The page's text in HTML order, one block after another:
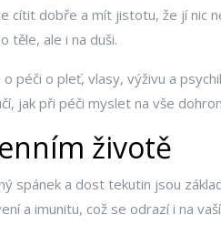
cítit dobře a mít jistotu, že jí nic
těle, ale i na duši.
o pleť, vlasy, výživu a
jak při péči myslet na vše
životě
spánek a dost tekutin jsou
a imunitu, což se odrazí i na